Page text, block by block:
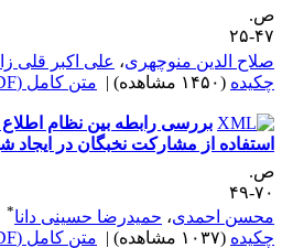
۲۵
الدین منوچهری ،علی اکبر قلی
(۱۴۵۰ مشاهده) | متن کامل (PDF)
بررسی رابطه بین نظام اطلاع
از مشارکت نخبگان در ایجاد
۴۹
احمدی،حمیدرضا حسینی دانا*
(۱۰۳۷ مشاهده) | متن کامل (PDF)